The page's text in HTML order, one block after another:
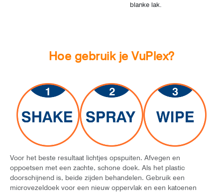
blanke lak.
Hoe gebruik je VuPlex?
Voor het beste resultaat lichtjes opspuiten. Afvegen en
oppoetsen met een zachte, schone doek. Als het plastic
doorschijnend is, beide zijden behandelen. Gebruik een
microvezeldoek voor een nieuw oppervlak en een katoenen